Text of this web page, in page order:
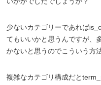
少ないカテゴリーであれば
てもいいかと思うんですが、
かないと思うのでこういう方
複雑なカテゴリ構成だと